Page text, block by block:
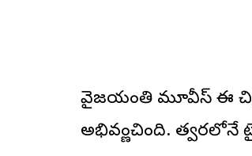
వైజయంతి మూవీస్ ఈ
అభివర్ణించింది. త్వరలోనే